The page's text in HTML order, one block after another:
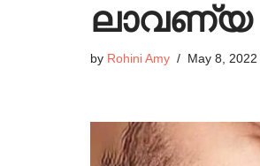
ലാവണ്യ
by Rohini Amy May 8, 2022